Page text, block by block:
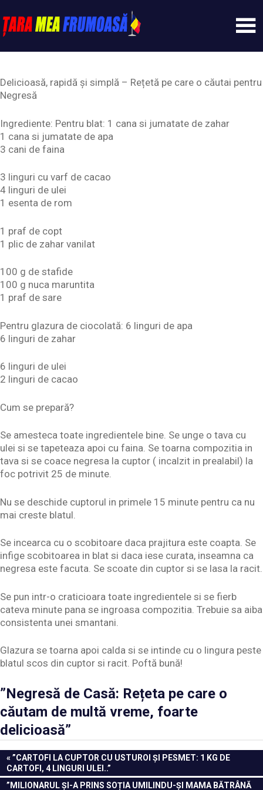
to
content
Tarameafrumoasa
Delicioasă, rapidă și simplă – Rețetă pe care o căutai pentru
Negresă
Ingrediente: Pentru blat: 1 cana si jumatate de zahar
1 cana si jumatate de apa
3 cani de faina
3 linguri cu varf de cacao
4 linguri de ulei
1 esenta de rom
1 praf de copt
1 plic de zahar vanilat
100 g de stafide
100 g nuca maruntita
1 praf de sare
Pentru glazura de ciocolată: 6 linguri de apa
6 linguri de zahar
6 linguri de ulei
2 linguri de cacao
Cum se prepară?
Se amesteca toate ingredientele bine. Se unge o tava cu
ulei si se tapeteaza apoi cu faina. Se toarna compozitia in
tava si se coace negresa la cuptor ( incalzit in prealabil) la
foc potrivit 25 de minute.
Nu se deschide cuptorul in primele 15 minute pentru ca nu
mai creste blatul.
Se incearca cu o scobitoare daca prajitura este coapta. Se
infige scobitoarea in blat si daca iese curata, inseamna ca
negresa este facuta. Se scoate din cuptor si se lasa la racit.
Se pun intr-o craticioara toate ingredientele si se fierb
cateva minute pana se ingroasa compozitia. Trebuie sa aiba
consistenta unei smantani.
Glazura se toarna apoi calda si se intinde cu o lingura peste
blatul scos din cuptor si racit. Poftă bună!
”Negresă de Casă: Rețeta pe care o
căutam de multă vreme, foarte
delicioasă”
Navigare
în
PREVIOUS
POST:
”CARTOFI LA CUPTOR CU USTUROI ȘI PESMET: 1 KG DE
CARTOFI, 4 LINGURI ULEI..”
NEXT
”MILIONARUL ȘI-A PRINS SOȚIA UMILINDU-ȘI MAMA BĂTRÂNĂ